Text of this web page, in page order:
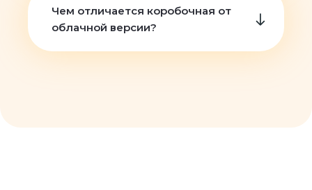
Чем отличается коробочная от
облачной версии?